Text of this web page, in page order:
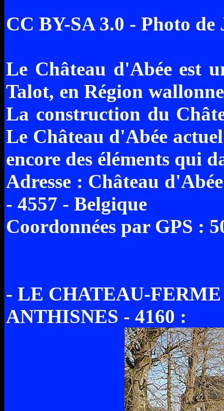
CC BY-SA 3.0 - Photo
Le Château d'Abée est
Talot, en Région
La construction du
Le Château d'Abée
encore des éléments qui
Adresse : Château
- 4557 - Belgique
Coordonnées par GPS :
- LE CHATEAU-
ANTHISNES - 4160 :